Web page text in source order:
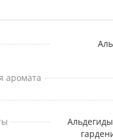
аромата